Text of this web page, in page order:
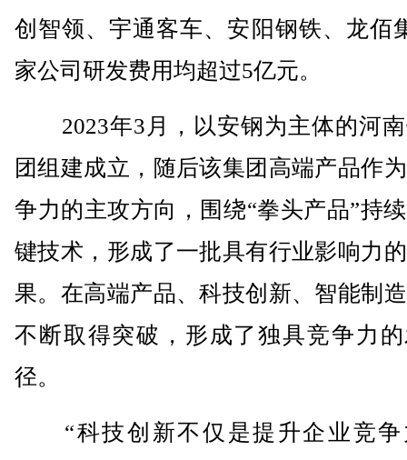
创智领、宇通客车、安阳钢铁、龙佰
家公司研发费用均超过5亿元。
2023年3月，以安钢为主体的河南
团组建成立，随后该集团高端产品作
争力的主攻方向，围绕“拳头产品”持
键技术，形成了一批具有行业影响力
果。在高端产品、科技创新、智能制
不断取得突破，形成了独具竞争力
径。
“科技创新不仅是提升企业竞争